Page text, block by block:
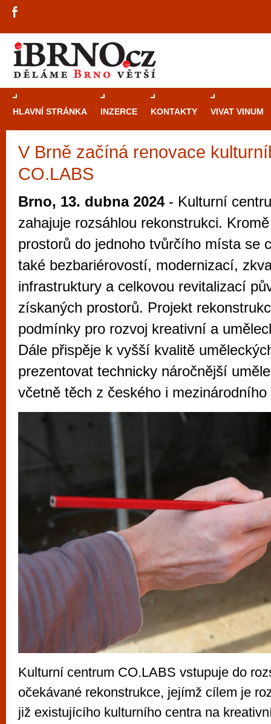
HLAVNÍ STRÁNKA INZERCE KONTAKTY VIVAT VINUM
V Brně začíná renovace
CO.LABS
Brno, 13. dubna 2024- Kulturní
zahajuje rozsáhlou rekonstrukci.
prostorů do jednoho tvůrčího místa se
také bezbariérovostí, modernizací,
infrastruktury a celkovou revitalizací
získaných prostorů. Projekt
podmínky pro rozvoj kreativní a
Dále přispěje k vyšší kvalitě
prezentovat technicky náročnější
včetně těch z českého i
Kulturní centrum CO.LABS vstupuje do
očekávané rekonstrukce, jejímž cílem je
již existujícího kulturního centra na
Průvodce
Brno je
zajímavé
restaurace,
Mimo jiné je ale také místem, kde si
vyzkoušet různé kasinové hry. V
metropoli naleznete širokou nabídku her
po moderní automaty jak pro pravidelné
příležitostné hráče. V...